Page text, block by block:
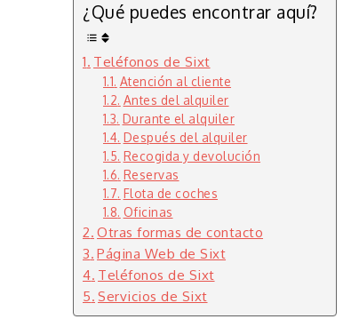
¿Qué puedes encontrar aquí?
Teléfonos de Sixt
Atención al cliente
Antes del alquiler
Durante el alquiler
Después del alquiler
Recogida y devolución
Reservas
Flota de coches
Oficinas
Otras formas de contacto
Página Web de Sixt
Teléfonos de Sixt
Servicios de Sixt